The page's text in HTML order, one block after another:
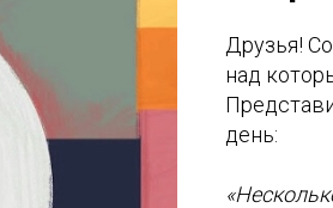
Друзья!
над
день: